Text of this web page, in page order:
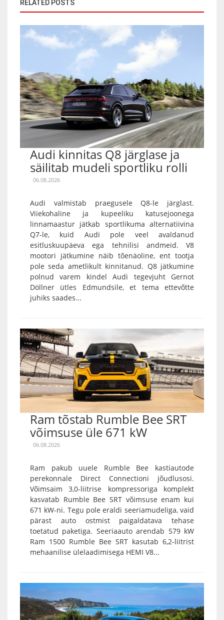
RELATED POSTS
Audi kinnitas Q8 järglase ja
säilitab mudeli sportliku rolli
06.08.2026
Audi valmistab praegusele Q8-le järglast.
Viiekohaline ja kupeeliku katusejoonega
linnamaastur jätkab sportlikuma alternatiivina
Q7-le, kuid Audi pole veel avaldanud
esitluskuupäeva ega tehnilisi andmeid. V8
mootori jätkumine näib tõenäoline, ent tootja
pole seda ametlikult kinnitanud. Q8 jätkumine
polnud varem kindel Audi tegevjuht Gernot
Döllner ütles Edmundsile, et tema ettevõtte
juhiks saades...
Ram tõstab Rumble Bee SRT
võimsuse üle 671 kW
06.08.2026
Ram pakub uuele Rumble Bee kastiautode
perekonnale Direct Connectioni jõudlusosi.
Võimsaim 3,0-liitrise kompressoriga komplekt
kasvatab Rumble Bee SRT võimsuse enam kui
671 kW-ni. Tegu pole eraldi seeriamudeliga, vaid
pärast auto ostmist paigaldatava tehase
toetatud paketiga. Seeriaauto arendab 579 kW
Ram 1500 Rumble Bee SRT kasutab 6,2-liitrist
mehaanilise ülelaadimisega HEMI V8...